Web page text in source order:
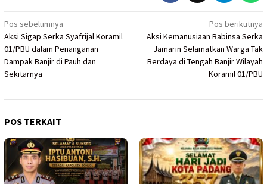
Navigasi
pos
Pos sebelumnya
Aksi Sigap Serka Syafrijal Koramil
01/PBU dalam Penanganan
Dampak Banjir di Pauh dan
Sekitarnya
Pos berikutnya
Aksi Kemanusiaan Babinsa Serka
Jamarin Selamatkan Warga Tak
Berdaya di Tengah Banjir Wilayah
Koramil 01/PBU
POS TERKAIT